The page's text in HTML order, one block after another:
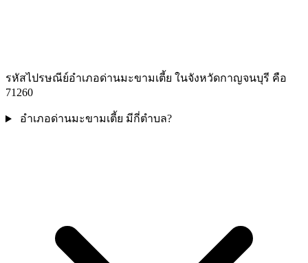
รหัสไปรษณีย์อำเภอด่านมะขามเตี้ย ในจังหวัดกาญจนบุรี คือ
71260
อำเภอด่านมะขามเตี้ย มีกี่ตำบล?